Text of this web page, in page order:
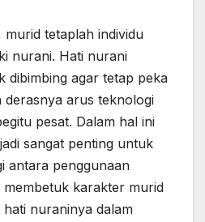
murid tetaplah individu
nurani. Hati nurani
dibimbing agar tetap peka
derasnya arus teknologi
pesat. Dalam hal ini
sangat penting untuk
antara penggunaan
karakter murid
nuraninya dalam